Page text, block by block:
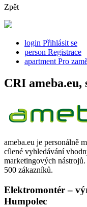
Zpět
login Přihlásit se
person Registrace
apartmentPro
CRI ameba.eu,
ameba.eu je personálně
cílené vyhledávání
marketingových
500 zákazníků.
Elektromontér –
Humpolec